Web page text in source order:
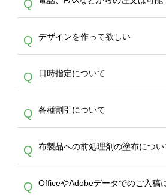
は、サポートが担当する
やタンブラーコンシェル
作する数量が多ければ多
サービスよりも低価格で
す。
ドできるデータ形式は、
PDF 形式になります。デ
写真などもアップロード
い画像はエラーになり
らの直接入稿には対応し
し、デザインツールから
い）
Q
A
文のみ受け付けておりま
作をお考えの方は、サポ
スをご利用頂ければ、電
でご注文が可能です。
Q デザインを作って欲しい
A
を作って欲しい。などの
30個以上であれば、サポ
バッグコンシェル
ビスをご利用ください。
は、デザインツールをご
Q 日時指定について
A
ん。発送後18時以降に配
メールでお知らせいたし
者にご連絡いただき調整
Q 各種割引について
A
カート内で自動的に割引(
ます。 【付与ポイント
イントとして付与され、
ント＝1円としてお使い
Q 布製品への前処理剤の塗布につい
A
意点（前処理剤）】カラ
Q OfficeやAdobeデータでのご入稿